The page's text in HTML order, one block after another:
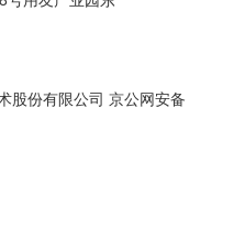
股份有限公司 京公网安备